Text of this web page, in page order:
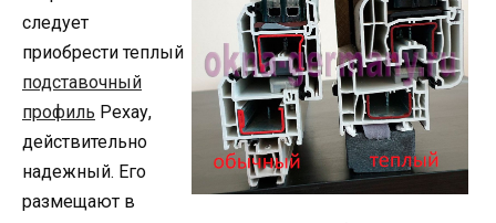
следует
приобрести теплый
подставочный
профиль Рехау,
действительно
надежный. Его
размещают в